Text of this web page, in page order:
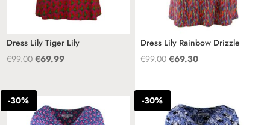
Dress Lily Tiger Lily
€99.00 Oorspronkelijke
was:
€99.00.
€69.99Huidige
€69.99.
Dress Lily Rainbow Drizzle
€99.00 Oorspronkelijke
was:
€99.00.
€69.30Huidige
€69.30.
-30% -30%